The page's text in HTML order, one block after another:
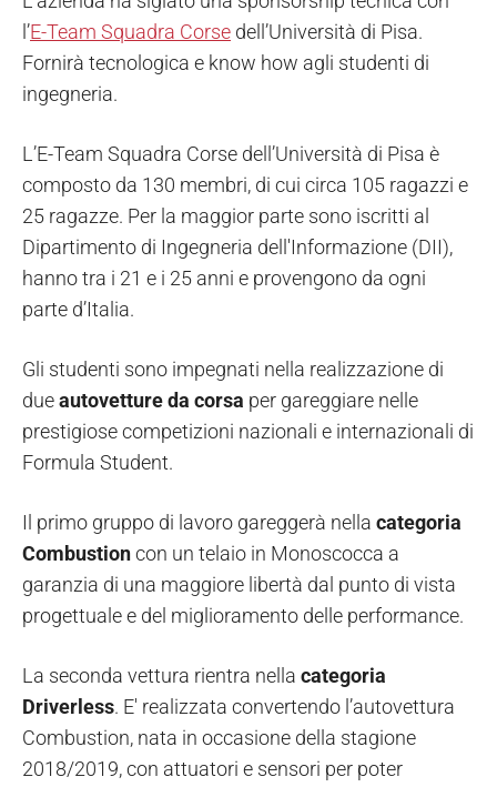
l’E-Team Squadra Corse dell’Università di Pisa.
Fornirà tecnologica e know how agli studenti di
ingegneria.
L’E-Team Squadra Corse dell’Università di Pisa è
composto da 130 membri, di cui circa 105 ragazzi e
25 ragazze. Per la maggior parte sono iscritti al
Dipartimento di Ingegneria dell'Informazione (DII),
hanno tra i 21 e i 25 anni e provengono da ogni
parte d’Italia.
Gli studenti sono impegnati nella realizzazione di
dueautovetture da corsa per gareggiare nelle
prestigiose competizioni nazionali e internazionali di
Formula Student.
Il primo gruppo di lavoro gareggerà nella categoria
Combustioncon un telaio in Monoscocca a
garanzia di una maggiore libertà dal punto di vista
progettuale e del miglioramento delle performance.
La seconda vettura rientra nella categoria
Driverless. E' realizzata convertendo l’autovettura
Combustion, nata in occasione della stagione
2018/2019, con attuatori e sensori per poter